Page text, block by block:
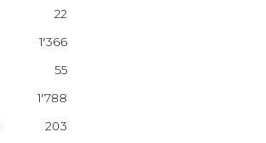
22
1'366
55
1'788
203